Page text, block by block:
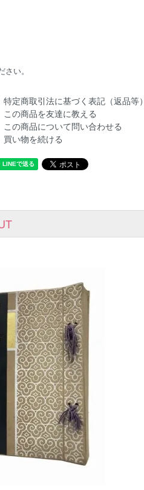
い。
特定商取引法に基づく表記（返品等）
この商品を友達に教える
この商品について問い合わせる
買い物を続ける